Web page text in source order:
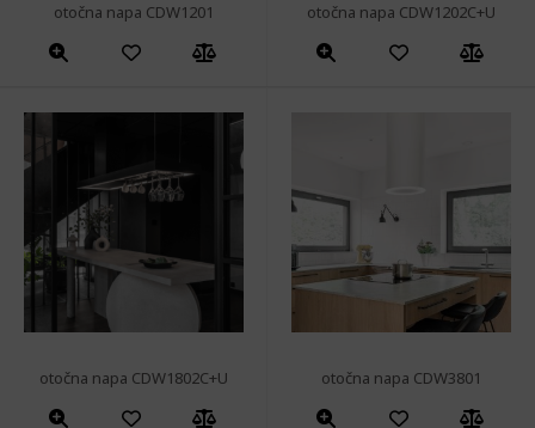
otočna napa CDW1201 otočna napa CDW1202C+U
otočna napa CDW1802C+U otočna napa CDW3801